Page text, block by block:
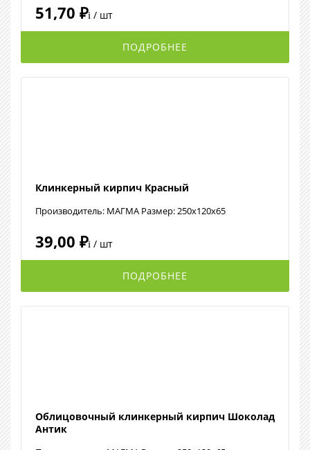
51,70 ₽i / шт
ПОДРОБНЕЕ
Клинкерный кирпич Красный
Производитель: МАГМА Размер: 250x120x65
39,00 ₽i / шт
ПОДРОБНЕЕ
Облицовочный клинкерный кирпич Шоколад
Антик